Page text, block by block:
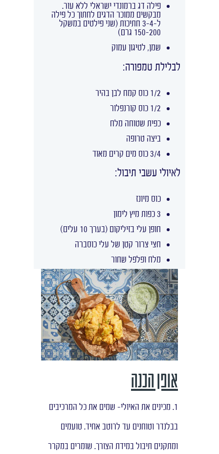
פילה דג ברמונדי ישראלי ללא עור.
מבקשים ממוכר הדגים לחתוך כל פילה
ל-3-4 חתיכות (שני פילטים במשקל
150-200 גרם)
שמן, לטיגון עמוק
לבלילת טמפורה:
1/2 כוס קמח לבן בהיר
1/2 כוס קורנפלור
כפית שטוחה מלח
ביצה טרופה
3/4 כוס מים קרים מאוד
לאיולי עשבי תיבול:
כוס מיונז
3 כפות מיץ לימון
חופן עלי בזיליקום (בערך 10 עלים)
חצי צרור קטן של עלי כוסברה
מלח ופלפל שחור
אופן הכנה
1. מכינים את האיולי- שמים את כל המרכיבים
בבלנדר וטוחנים עד לרוטב אחיד. טועמים
ומתקנים תיבול במידת הצורך. שומרים במקרר